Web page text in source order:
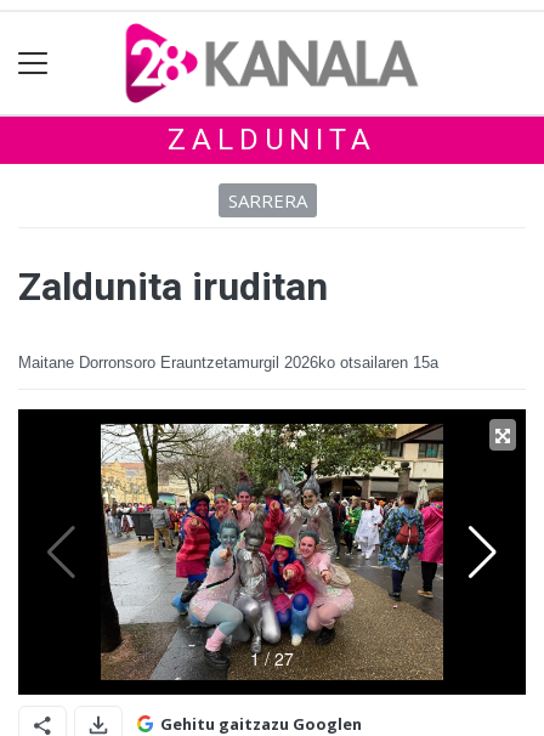
ZALDUNITA
SARRERA
Zaldunita iruditan
Maitane Dorronsoro Erauntzetamurgil 2026ko otsailaren 15a
Gehitu gaitzazu Googlen